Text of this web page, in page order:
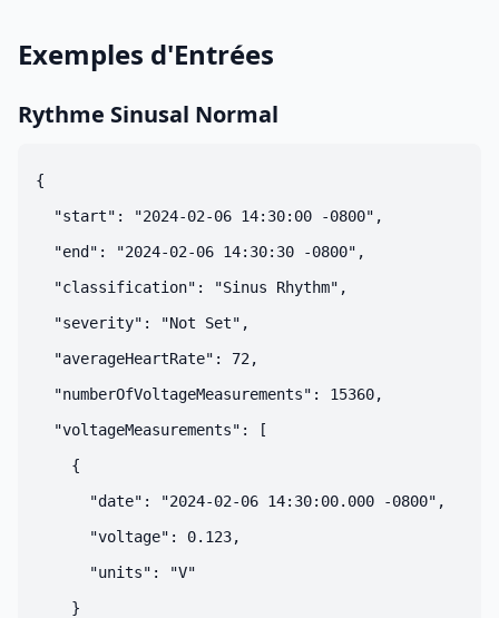
Exemples d'Entrées
Rythme Sinusal Normal
{
  "start": "2024-02-06 14:30:00 -0800",
  "end": "2024-02-06 14:30:30 -0800",
  "classification": "Sinus Rhythm",
  "severity": "Not Set",
  "averageHeartRate": 72,
  "numberOfVoltageMeasurements": 15360,
  "voltageMeasurements": [
    {
      "date": "2024-02-06 14:30:00.000 -0800",
      "voltage": 0.123,
      "units": "V"
    }